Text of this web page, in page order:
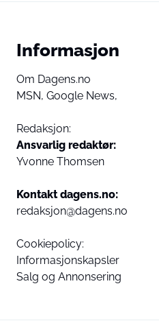
Informasjon
Om Dagens.no
MSN, Google News,
Redaksjon:
Ansvarlig redaktør:
Yvonne Thomsen
Kontakt dagens.no:
redaksjon@dagens.no
Cookiepolicy:
Informasjonskapsler
Salg og Annonsering